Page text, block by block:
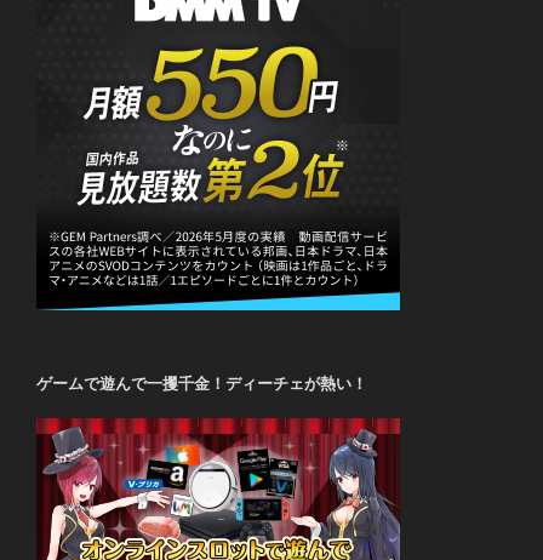
ゲームで遊んで一攫千金！ディーチェが熱い！